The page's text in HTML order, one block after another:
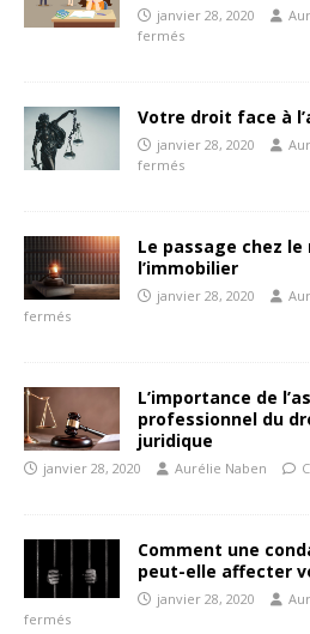
janvier 28, 2020
fermés
Votre droit face à
janvier 28, 2020
fermés
Le passage chez
l’immobilier
janvier 28, 2020
fermés
L’importance de
professionnel du
juridique
janvier 28, 2020 Aurélie Naben
Comment une
peut-elle affecter
janvier 28, 2020
fermés